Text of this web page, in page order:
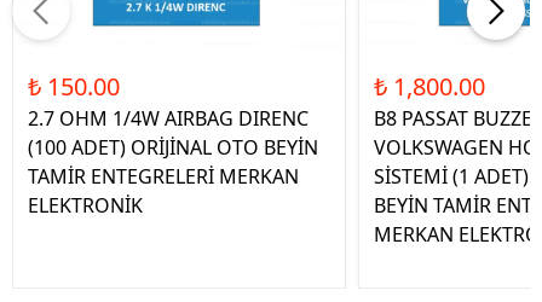
₺ 150.00
2.7 OHM 1/4W AIRBAG DIRENC
(100 ADET) ORİJİNAL OTO BEYİN
TAMİR ENTEGRELERİ MERKAN
ELEKTRONİK
₺ 1,800.00
B8 PASSAT
VOLKSWAGEN
SİSTEMİ (1 ADET)
BEYİN TAMİR
MERKAN